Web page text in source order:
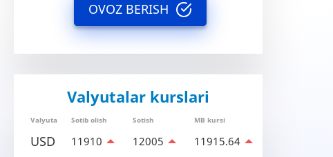
OVOZ BERISH
Valyutalar kurslari
Valyuta Sotib olish Sotish MB kursi
USD 11910 12005 11915.64